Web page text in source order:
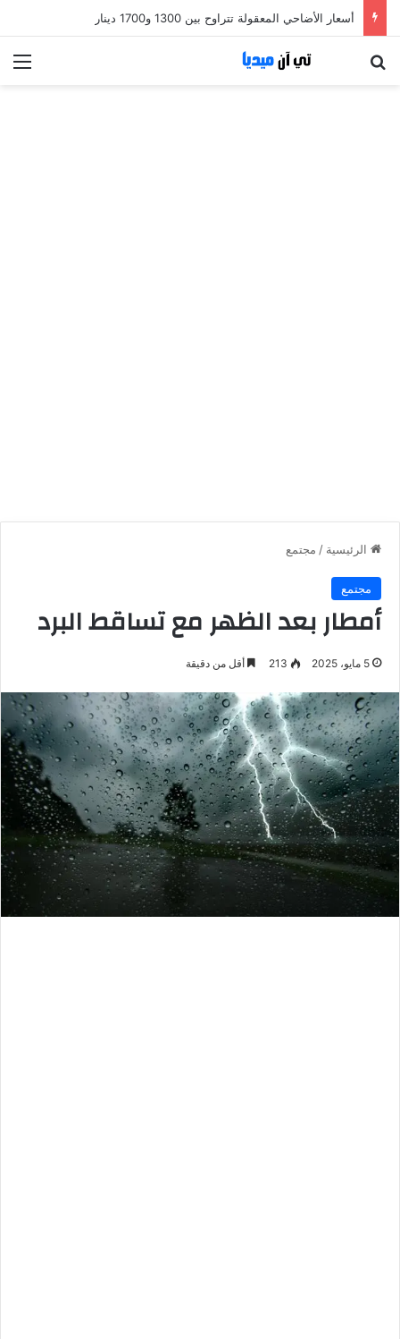
أسعار الأضاحي المعقولة تتراوح بين 1300 و1700 دينار
الرئيسية / مجتمع
مجتمع
أمطار بعد الظهر مع تساقط البرد
5 مايو، 2025 213 أقل من دقيقة